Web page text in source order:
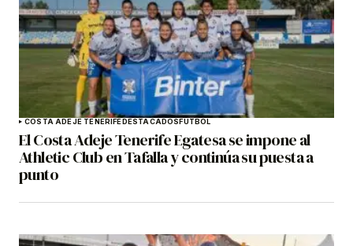
COSTA ADEJE TENERIFEDESTACADOSFÚTBOL
El Costa Adeje Tenerife Egatesa se impone al
Athletic Club en Tafalla y continúa su puesta a
punto